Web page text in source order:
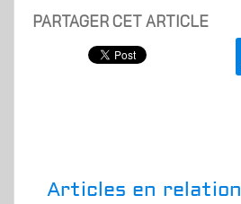
PARTAGER CET ARTICLE
Articles en relation